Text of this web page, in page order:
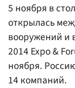
5 ноября в
открылась
вооружений и
2014 Expo &
ноября.
14 компаний.